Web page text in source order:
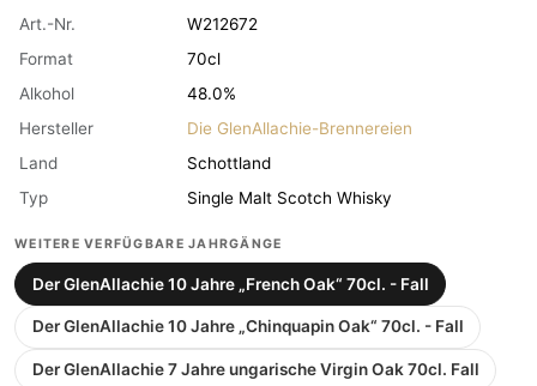
Art.-Nr.
W212672
Format
70cl
Alkohol
48.0%
Hersteller
Die GlenAllachie-Brennereien
Land
Schottland
Typ
Single Malt Scotch Whisky
WEITERE VERFÜGBARE JAHRGÄNGE
Der GlenAllachie 10 Jahre „French Oak“ 70cl. - Fall
Der GlenAllachie 10 Jahre „Chinquapin Oak“ 70cl. - Fall
Der GlenAllachie 7 Jahre ungarische Virgin Oak 70cl. Fall